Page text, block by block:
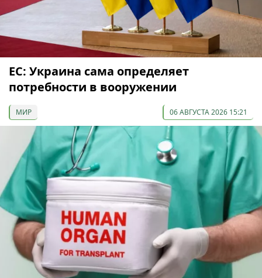
ЕС: Украина сама определяет
потребности в вооружении
МИР 06 АВГУСТА 2026 15:21